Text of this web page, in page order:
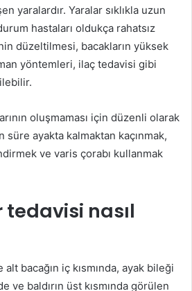
yaralardır. Yaralar sıklıkla uzun
hastaları oldukça rahatsız
düzeltilmesi, bacakların yüksek
yöntemleri, ilaç tedavisi gibi
oluşmaması için düzenli olarak
süre ayakta kalmaktan kaçınmak,
ve varis çorabı kullanmak
tedavisi nasıl
bacağın iç kısmında, ayak bileği
ve baldırın üst kısmında görülen